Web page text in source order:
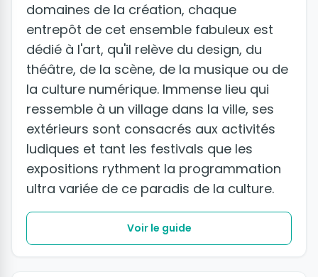
domaines de la création, chaque
entrepôt de cet ensemble fabuleux est
dédié à l'art, qu'il relève du design, du
théâtre, de la scène, de la musique ou de
la culture numérique. Immense lieu qui
ressemble à un village dans la ville, ses
extérieurs sont consacrés aux activités
ludiques et tant les festivals que les
expositions rythment la programmation
ultra variée de ce paradis de la culture.
Voir le guide